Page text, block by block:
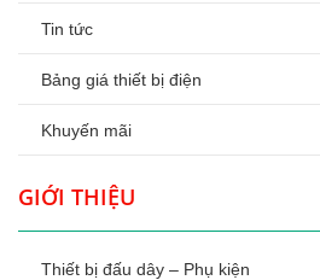
Tin tức
Bảng giá thiết bị điện
Khuyến mãi
GIỚI THIỆU
Thiết bị đấu dây – Phụ kiện